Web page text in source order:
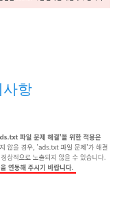
사항